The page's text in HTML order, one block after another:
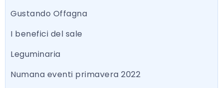
Gustando Offagna
I benefici del sale
Leguminaria
Numana eventi primavera 2022